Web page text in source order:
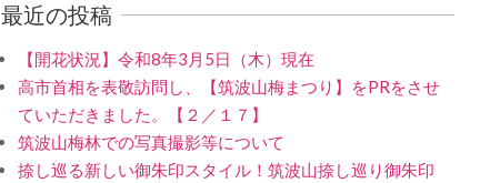
最近の投稿
【開花状況】令和8年3月5日（木）現在
高市首相を表敬訪問し、【筑波山梅まつり】をPRをさせ
ていただきました。【２／１７】
筑波山梅林での写真撮影等について
捺し巡る新しい御朱印スタイル！筑波山捺し巡り御朱印